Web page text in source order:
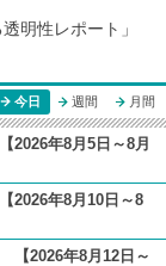
明性レポート」
今日 週間 月間
2026年8月5日～8月
2026年8月10日～8
【2026年8月12日～